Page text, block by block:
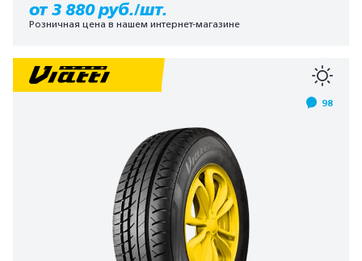
от 3 880 руб./шт.
Розничная цена в нашем интернет-магазине
98